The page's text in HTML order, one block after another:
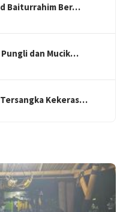
Baiturrahim Ber…
dan Mucik…
Kekeras…